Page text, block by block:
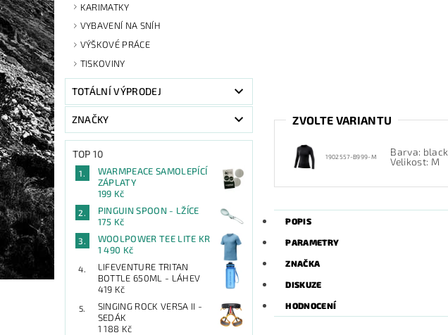
KARIMATKY
VYBAVENÍ NA SNÍH
VÝŠKOVÉ PRÁCE
TISKOVINY
TOTÁLNÍ VÝPRODEJ
ZNAČKY
TOP 10
WARMPEACE SAMOLEPÍCÍ
ZÁPLATY
199 Kč
PINGUIN SPOON - LŽÍCE
175 Kč
WOOLPOWER TEE LITE KR
1 490 Kč
LIFEVENTURE TRITAN
BOTTLE 650ML - LÁHEV
419 Kč
SINGING ROCK VERSA II -
SEDÁK
1 188 Kč
ZVOLTE VARIANTU
1902557-B999-M
Barva: black
Velikost: M
POPIS
PARAMETRY
ZNAČKA
DISKUZE
HODNOCENÍ